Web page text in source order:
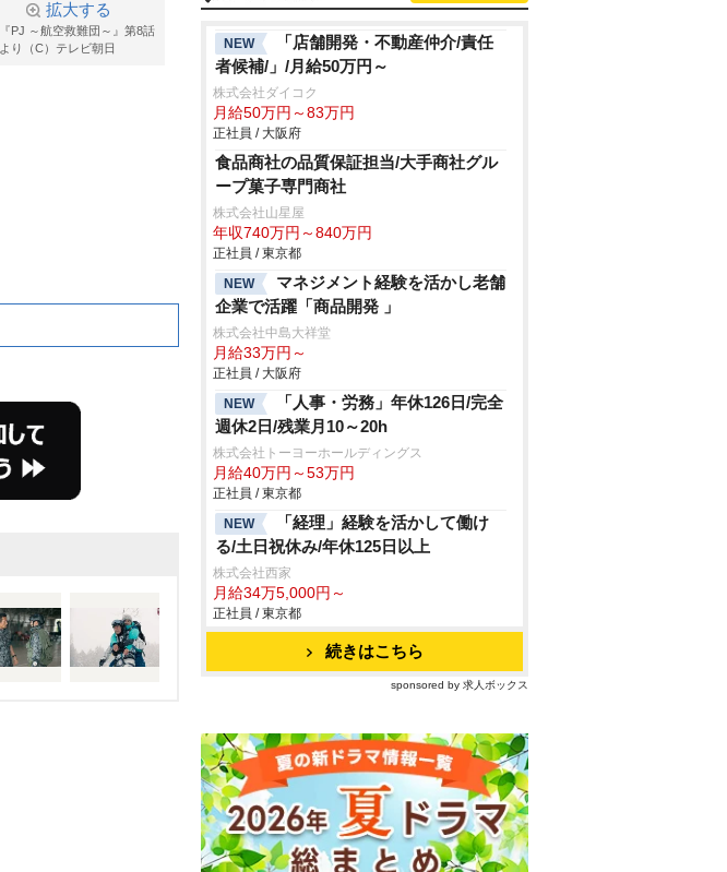
拡大する
『PJ ～航空救難団～』第8話
より（C）テレビ朝日
NEW
「店舗開発・不動産仲介/責任
者候補/」/月給50万円～
株式会社ダイコク
月給50万円～83万円
正社員 / 大阪府
食品商社の品質保証担当/大手商社グル
ープ菓子専門商社
株式会社山星屋
年収740万円～840万円
正社員 / 東京都
NEW
マネジメント経験を活かし老舗
企業で活躍「商品開発 」
株式会社中島大祥堂
月給33万円～
正社員 / 大阪府
NEW
「人事・労務」年休126日/完全
週休2日/残業月10～20h
株式会社トーヨーホールディングス
月給40万円～53万円
正社員 / 東京都
NEW
「経理」経験を活かして働け
る/土日祝休み/年休125日以上
株式会社西家
月給34万5,000円～
正社員 / 東京都
続きはこちら
sponsored by 求人ボックス